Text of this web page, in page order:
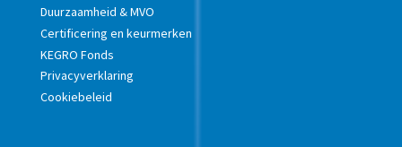
Duurzaamheid & MVO
Certificering en keurmerken
KEGRO Fonds
Privacyverklaring
Cookiebeleid